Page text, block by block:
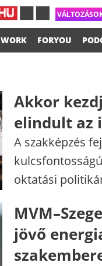
WORK FORYOU
Akkor
elindult az
A szakképzés
oktatási
jövő